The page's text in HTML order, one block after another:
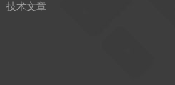
技术文章